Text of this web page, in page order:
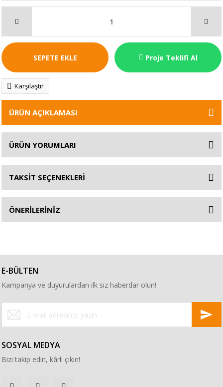
SEPETE EKLE Proje Teklifi Al
Karşılaştır
ÜRÜN AÇIKLAMASI
ÜRÜN YORUMLARI
TAKSİT SEÇENEKLERİ
ÖNERİLERİNİZ
E-BÜLTEN
Kampanya ve duyurulardan ilk siz haberdar olun!
SOSYAL MEDYA
Bizi takip edin, kârlı çıkın!